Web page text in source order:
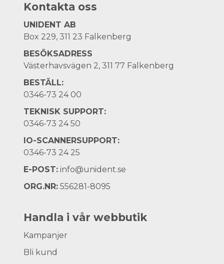
Kontakta oss
UNIDENT AB
Box 229, 311 23 Falkenberg
BESÖKSADRESS
Västerhavsvägen 2, 311 77 Falkenberg
BESTÄLL:
0346-73 24 00
TEKNISK SUPPORT:
0346-73 24 50
IO-SCANNERSUPPORT:
0346-73 24 25
E-POST: info@unident.se
ORG.NR: 556281-8095
Handla i vår webbutik
Kampanjer
Bli kund